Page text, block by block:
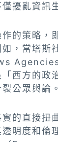
擾亂資訊
的策略，
，當塔斯
西方的政
公眾輿論。
的直接扭
明度和倫